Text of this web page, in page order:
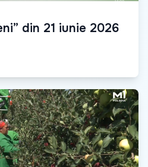
din 21 iunie 2026